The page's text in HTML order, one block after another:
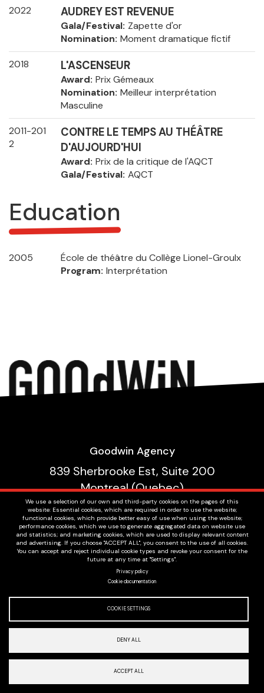
2022 AUDREY EST REVENUE
Gala/Festival Zapette d'or
Nomination Moment dramatique fictif
2018 L'ASCENSEUR
Award Prix Gémeaux
Nomination Meilleur interprétation
Masculine
2011-201
2
CONTRE LE TEMPS AU THÉÂTRE
D'AUJOURD'HUI
Award Prix de la critique de l'AQCT
Gala/Festival AQCT
Education
2005
École de théâtre du Collège Lionel-Groulx
Program Interprétation
We use a selection of our own and third-party cookies on the pages of this
website: Essential cookies, which are required in order to use the website;
functional cookies, which provide better easy of use when using the website;
performance cookies, which we use to generate aggregated data on website use
and statistics; and marketing cookies, which are used to display relevant content
and advertising. If you choose "ACCEPT ALL", you consent to the use of all cookies.
You can accept and reject individual cookie types and revoke your consent for the
future at any time at "Settings".
Privacy policy
Cookie documentation
COOKIE SETTINGS
DENY ALL
ACCEPT ALL
Goodwin Agency
839 Sherbrooke Est, Suite 200
Montreal (Quebec)
H2L 1K6
(514) 598-5252
info@agencegoodwin.com
Our talents
Voice-overs
About us
Job offers
Privacy policy